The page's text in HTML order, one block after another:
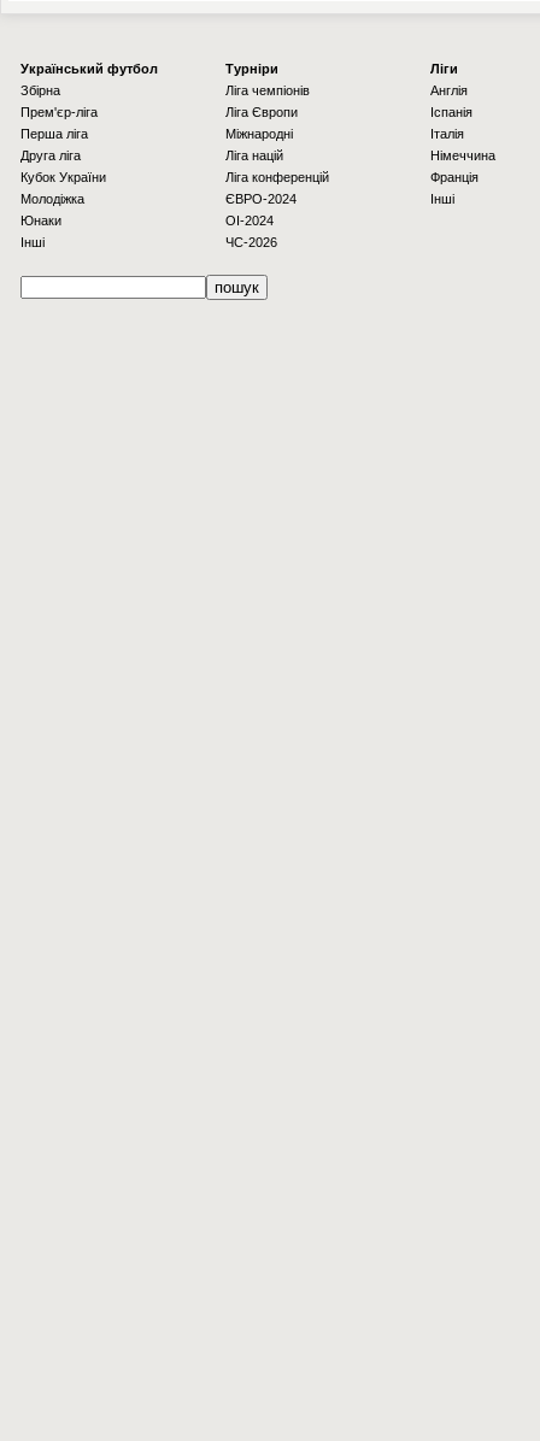
Українcький футбол
Збірна
Прем'єр-ліга
Перша ліга
Друга ліга
Кубок України
Молодіжка
Юнаки
Інші
Турніри
Ліга чемпіонів
Ліга Європи
Міжнародні
Ліга націй
Ліга конференцій
ЄВРО-2024
OI-2024
ЧС-2026
Ліги
Англія
Іспанія
Італія
Німеччина
Франція
Інші